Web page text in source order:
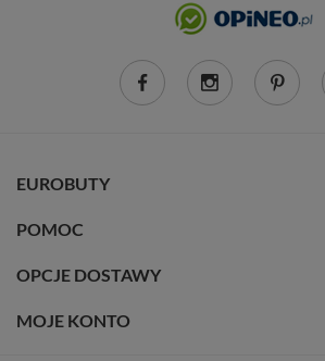
EUROBUTY
POMOC
OPCJE DOSTAWY
MOJE KONTO